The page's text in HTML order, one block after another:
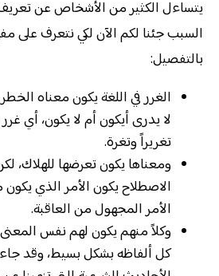
يتساءل الكثير من الأشخاص عن تعريف
السبب جئنا لكم الآن لكي نتعرف على
بالتفصيل:
الغرر في اللغة يكون معناه
لا يدرى أيكون أم لا يكون، أي
تغريراً وتغرة.
ومعناها يكون تعرضها للهلاك،
الاصطلاح يكون الأمر الذي يكون
الأمر المجهول من العاقبة.
وكلاً منهم يكون لهم نفس
كل ألفاظه بشكل بسيط، وقد